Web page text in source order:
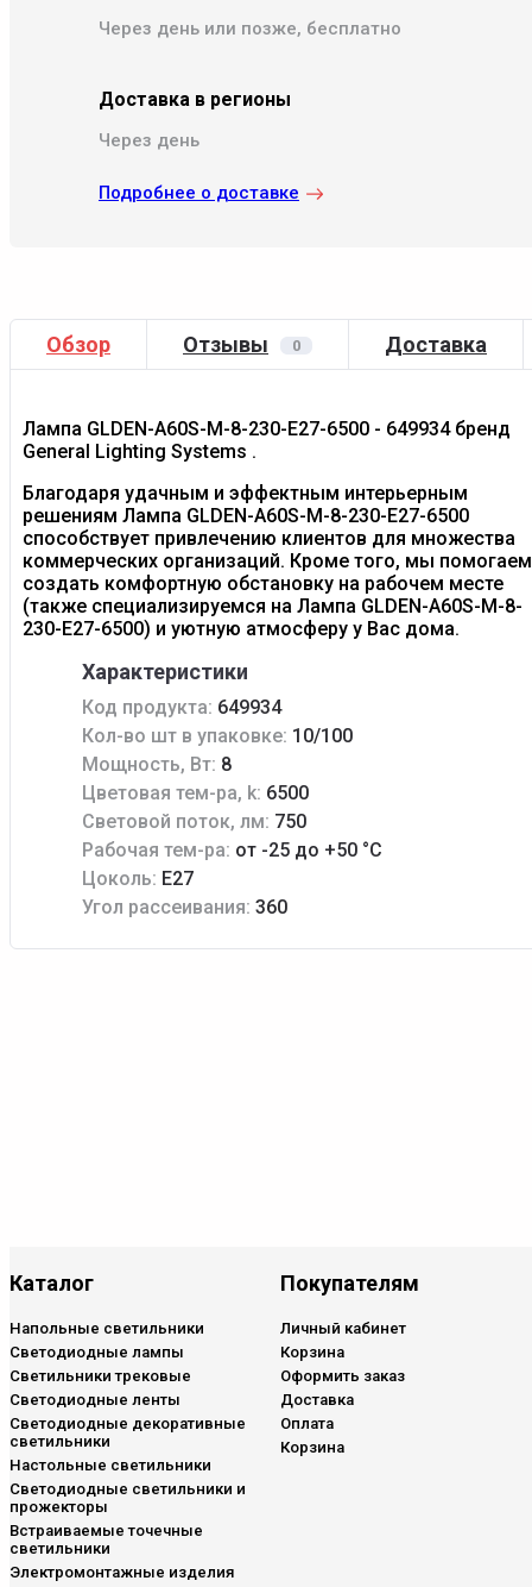
Через день или позже, бесплатно
Доставка в регионы
Через день
Подробнее о доставке
Обзор Отзывы 0 Доставка
Лампа GLDEN-A60S-M-8-230-E27-6500 - 649934 бренд
General Lighting Systems .
Благодаря удачным и эффектным интерьерным
решениям Лампа GLDEN-A60S-M-8-230-E27-6500
способствует привлечению клиентов для множества
коммерческих организаций. Кроме того, мы помогаем
создать комфортную обстановку на рабочем месте
(также специализируемся на Лампа GLDEN-A60S-M-8-
230-E27-6500) и уютную атмосферу у Вас дома.
Характеристики
Код продукта: 649934
Кол-во шт в упаковке: 10/100
Мощность, Вт: 8
Цветовая тем-ра, k: 6500
Световой поток, лм: 750
Рабочая тем-ра: от -25 до +50 °С
Цоколь: E27
Угол рассеивания: 360
Каталог
Напольные светильники
Светодиодные лампы
Светильники трековые
Светодиодные ленты
Светодиодные декоративные
светильники
Настольные светильники
Светодиодные светильники и
прожекторы
Встраиваемые точечные
светильники
Электромонтажные изделия
Покупателям
Личный кабинет
Корзина
Оформить заказ
Доставка
Оплата
Корзина